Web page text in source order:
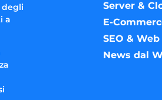
degli
a
Server &
E-
SEO &
News dal